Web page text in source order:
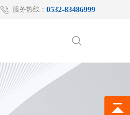
服务热线： 0532-83486999